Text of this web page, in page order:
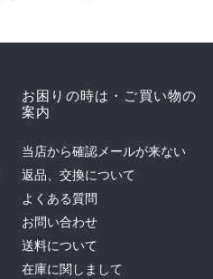
お困りの時は・ご買い物の
案内
当店から確認メールが来ない
返品、交換について
よくある質問
お問い合わせ
送料について
在庫に関しまして